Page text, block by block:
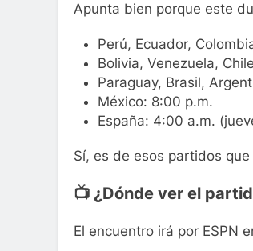
Apunta bien porque este
Perú, Ecuador,
Bolivia, Venezuela,
Paraguay, Brasil,
México: 8:00 p.m.
España: 4:00 a.m.
Sí, es de esos partidos
📺 ¿Dónde ver el
El encuentro irá por ESPN